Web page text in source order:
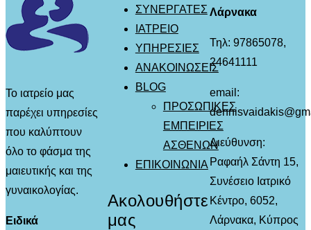
Το ιατρείο μας
παρέχει υπηρεσίες
που καλύπτουν
όλο το φάσμα της
μαιευτικής και της
γυναικολογίας.
Ειδικά
ΣΥΝΕΡΓΑΤΕΣ
ΙΑΤΡΕΙΟ
ΥΠΗΡΕΣΙΕΣ
ΑΝΑΚΟΙΝΩΣΕΙΣ
BLOG
ΠΡΟΣΩΠΙΚΕΣ
ΕΜΠΕΙΡΙΕΣ
ΑΣΘΕΝΩΝ
ΕΠΙΚΟΙΝΩΝΙΑ
Ακολουθήστε
μας
Λάρνακα
Τηλ: 97865078,
24641111
email:
Διεύθυνση:
Ραφαήλ Σάντη 15,
Συνέσειο Ιατρικό
Κέντρο, 6052,
Λάρνακα, Κύπρος